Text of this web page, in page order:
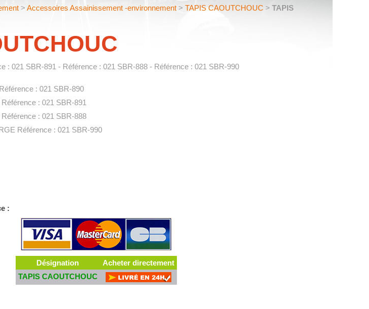
> Accessoires Assainissement -environnement > TAPIS CAOUTCHOUC > TAPIS
: 021 SBR-891 - Référence : 021 SBR-888 - Référence : 021 SBR-990
: 021 SBR-890
: 021 SBR-891
: 021 SBR-888
Référence : 021 SBR-990
:
Désignation
Acheter directement
TAPIS CAOUTCHOUC